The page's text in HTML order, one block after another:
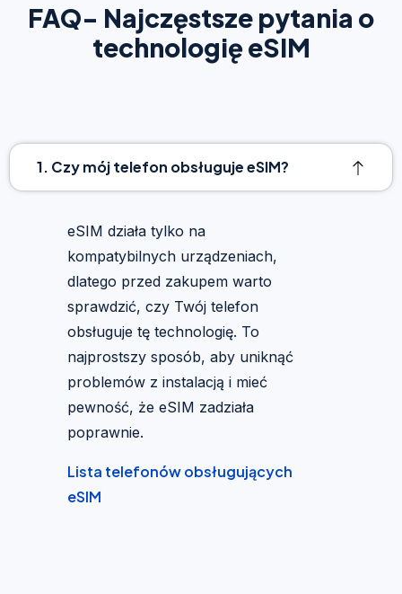
FAQ- Najczęstsze pytania o
technologię eSIM
1. Czy mój telefon obsługuje eSIM?
eSIM działa tylko na
kompatybilnych urządzeniach,
dlatego przed zakupem warto
sprawdzić, czy Twój telefon
obsługuje tę technologię. To
najprostszy sposób, aby uniknąć
problemów z instalacją i mieć
pewność, że eSIM zadziała
poprawnie.
Lista telefonów obsługujących
eSIM